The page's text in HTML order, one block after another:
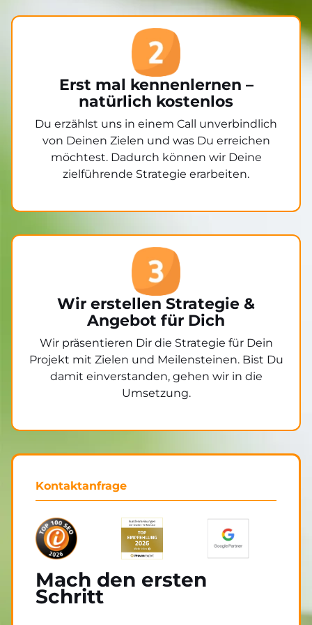
Erst mal kennenlernen –
natürlich kostenlos
Du erzählst uns in einem Call unverbindlich
von Deinen Zielen und was Du erreichen
möchtest. Dadurch können wir Deine
zielführende Strategie erarbeiten.
Wir erstellen Strategie &
Angebot für Dich
Wir präsentieren Dir die Strategie für Dein
Projekt mit Zielen und Meilensteinen. Bist Du
damit einverstanden, gehen wir in die
Umsetzung.
Kontaktanfrage
Mach den ersten
Schritt